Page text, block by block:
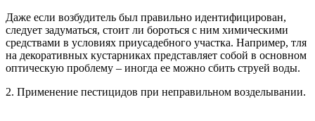
Даже если возбудитель был правильно идентифицирован,
следует задуматься, стоит ли бороться с ним химическими
средствами в условиях приусадебного участка. Например, тля
на декоративных кустарниках представляет собой в основном
оптическую проблему – иногда ее можно сбить струей воды.
2. Применение пестицидов при неправильном возделывании.